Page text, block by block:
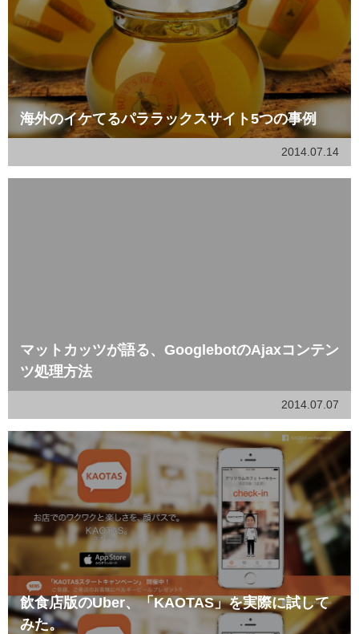
海外のイケてるパララックスサイト5つの事例
2014.07.14
マットカッツが語る、GooglebotのAjaxコンテン
ツ処理方法
2014.07.07
飲食店版のUber、「KAOTAS」を実際に試して
みた。